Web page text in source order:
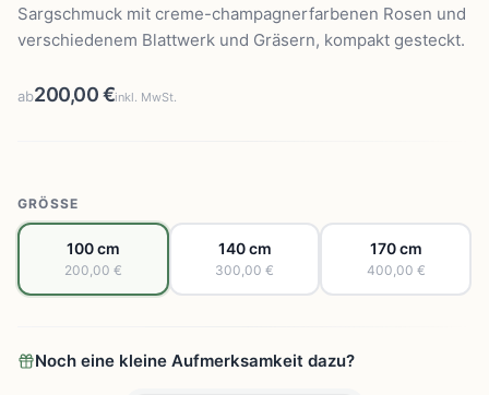
Sargschmuck mit creme-champagnerfarbenen Rosen und
verschiedenem Blattwerk und Gräsern, kompakt gesteckt.
ab200,00 €inkl. MwSt.
GRÖSSE
100 cm
200,00 €
140 cm
300,00 €
170 cm
400,00 €
Noch eine kleine Aufmerksamkeit dazu?